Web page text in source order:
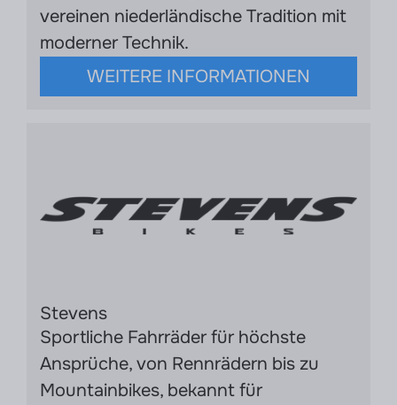
vereinen niederländische Tradition mit
moderner Technik.
WEITERE INFORMATIONEN
Stevens
Sportliche Fahrräder für höchste
Ansprüche, von Rennrädern bis zu
Mountainbikes, bekannt für